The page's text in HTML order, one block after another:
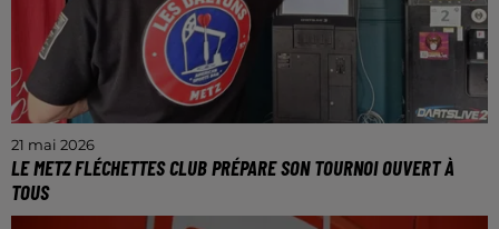
21 mai 2026
LE METZ FLÉCHETTES CLUB PRÉPARE SON TOURNOI OUVERT À
TOUS
Ce weekend des 23 et 24 mai, le Metz Fléchettes